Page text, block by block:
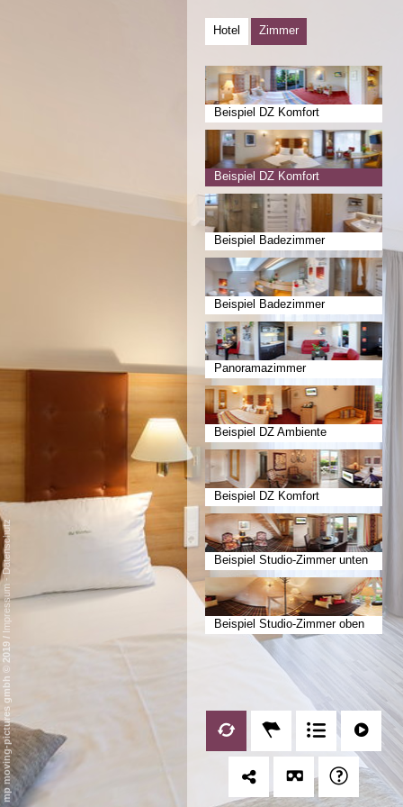
Hotel Zimmer
Beispiel DZ Komfort
Beispiel DZ Komfort
Beispiel Badezimmer
Beispiel Badezimmer
Panoramazimmer
Beispiel DZ Ambiente
Beispiel DZ Komfort
Beispiel Studio-Zimmer unten
Beispiel Studio-Zimmer oben
mp moving-pictures gmbh © 2019
/
Impressum
-
Datenschutz